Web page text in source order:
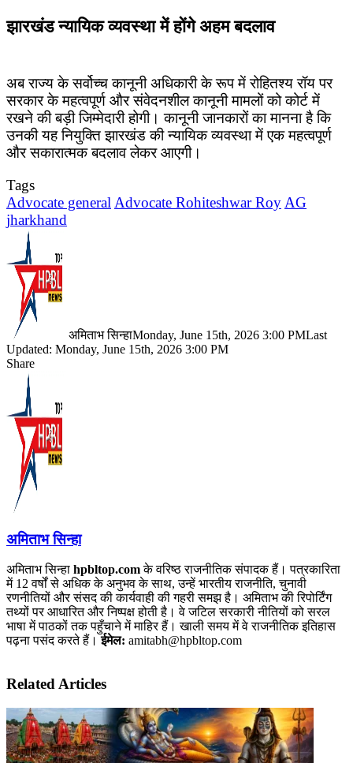
झारखंड न्यायिक व्यवस्था में होंगे अहम बदलाव
अब राज्य के सर्वोच्च कानूनी अधिकारी के रूप में रोहितश्य रॉय पर
सरकार के महत्वपूर्ण और संवेदनशील कानूनी मामलों को कोर्ट में
रखने की बड़ी जिम्मेदारी होगी। कानूनी जानकारों का मानना है कि
उनकी यह नियुक्ति झारखंड की न्यायिक व्यवस्था में एक महत्वपूर्ण
और सकारात्मक बदलाव लेकर आएगी।
Tags
Advocate general Advocate Rohiteshwar Roy AG
jharkhand
अमिताभ सिन्हाMonday, June 15th, 2026 3:00 PMLast
Updated: Monday, June 15th, 2026 3:00 PM
Share
Facebook
LinkedIn
Pinterest
WhatsApp
Telegram
अमिताभ सिन्हा
अमिताभ सिन्हा hpbltop.comके वरिष्ठ राजनीतिक संपादक हैं। पत्रकारिता
में 12 वर्षों से अधिक के अनुभव के साथ, उन्हें भारतीय राजनीति, चुनावी
रणनीतियों और संसद की कार्यवाही की गहरी समझ है। अमिताभ की रिपोर्टिंग
तथ्यों पर आधारित और निष्पक्ष होती है। वे जटिल सरकारी नीतियों को सरल
भाषा में पाठकों तक पहुँचाने में माहिर हैं। खाली समय में वे राजनीतिक इतिहास
पढ़ना पसंद करते हैं।ईमेल: amitabh@hpbltop.com
Related Articles